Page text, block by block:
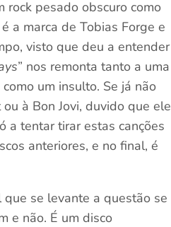
rock pesado obscuro como
a marca de Tobias Forge e
visto que deu a entender
” nos remonta tanto a uma
um insulto. Se já não
à Bon Jovi, duvido que ele
a tentar tirar estas canções
anteriores, e no final, é
que se levante a questão se
e não. É um disco